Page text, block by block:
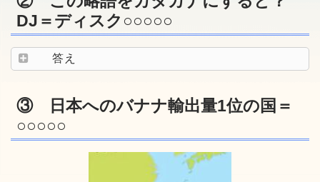
DJ＝ディスク○○○○○
答え
③ 日本へのバナナ輸出量1位の国＝
○○○○○